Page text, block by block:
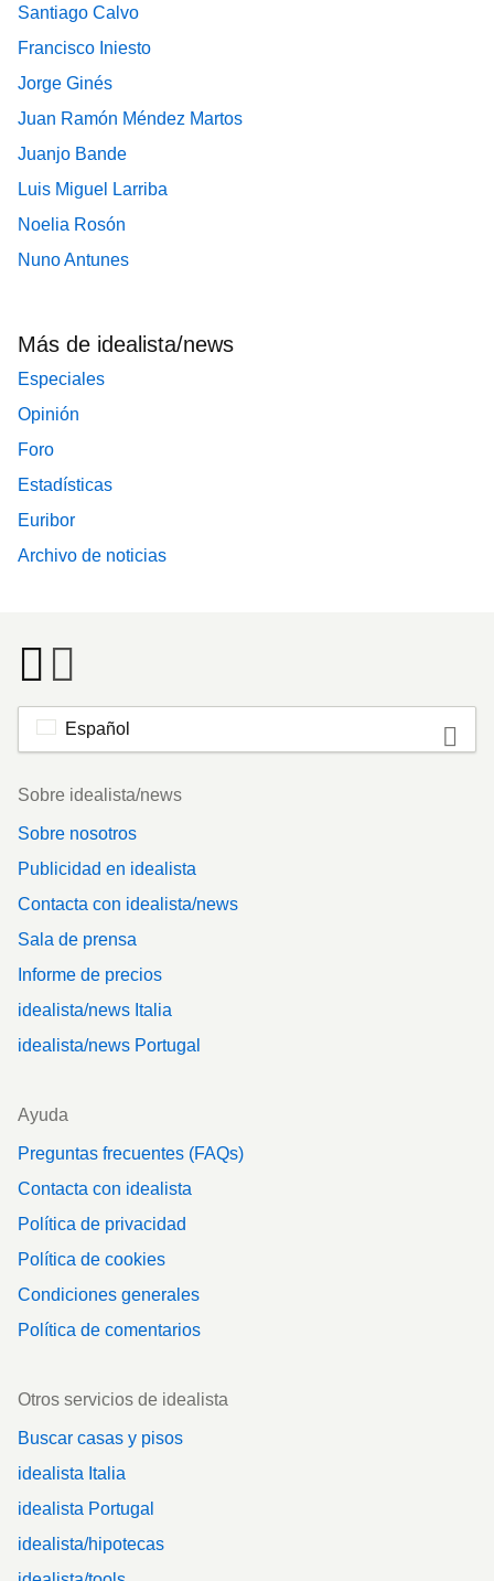
Santiago Calvo
Francisco Iniesto
Jorge Ginés
Juan Ramón Méndez Martos
Juanjo Bande
Luis Miguel Larriba
Noelia Rosón
Nuno Antunes
Más de idealista/news
Especiales
Opinión
Foro
Estadísticas
Euribor
Archivo de noticias
Español
Footer
Sobre idealista/news
Sobre nosotros
Publicidad en idealista
Contacta con idealista/news
Sala de prensa
Informe de precios
idealista/news Italia
idealista/news Portugal
Ayuda
Preguntas frecuentes (FAQs)
Contacta con idealista
Política de privacidad
Política de cookies
Condiciones generales
Política de comentarios
Otros servicios de idealista
Buscar casas y pisos
idealista Italia
idealista Portugal
idealista/hipotecas